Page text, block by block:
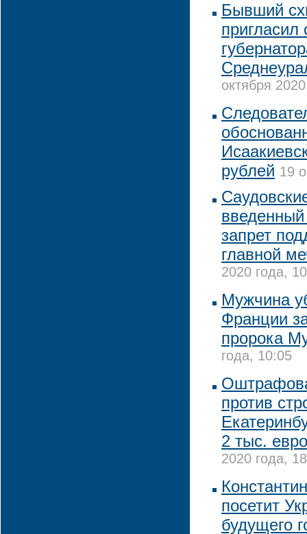
Бывший
пригласил
октября
рублей 19
введенный
запрет
главной
2020 года,
Мужчина
Франции
пророка
года, 10:05
против
2 тыс.
2020 года,
посетит
будущего